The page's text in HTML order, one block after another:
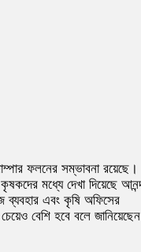
ফলনের সম্ভাবনা রয়েছে।
মধ্যে দেখা দিয়েছে
এবং কৃষি অফিসের
বেশি হবে বলে জানিয়েছেন